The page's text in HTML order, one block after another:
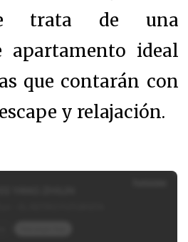
trata de una
apartamento ideal
que contarán con
y relajación.